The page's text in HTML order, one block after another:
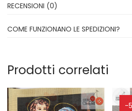
RECENSIONI (0)
COME FUNZIONANO LE SPEDIZIONI?
Prodotti correlati
-